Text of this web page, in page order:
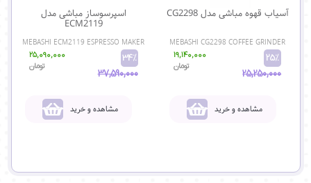
آسیاب قهوه مباشی مدل CG2298
MEBASHI CG2298 COFFEE GRINDER
25%
25,250,000
19,140,000
تومان
مشاهده و خرید
اسپرسوساز مباشی مدل
ECM2119
MEBASHI ECM2119 ESPRESSO MAKER
34%
37,590,000
25,090,000
تومان
مشاهده و خرید